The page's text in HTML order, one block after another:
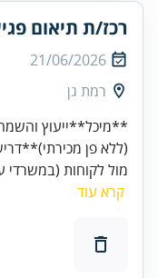
רכז/ת תיאום
21/06/2026
רמת גן
**מיכל**ייעוץ
(ללא פן
מול לקוחות
קרא עוד